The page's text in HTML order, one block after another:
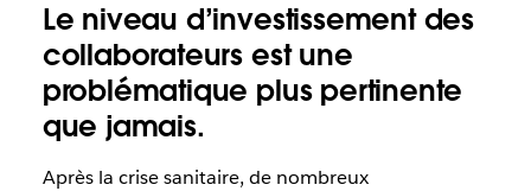
Le niveau d’investissement des
collaborateurs est une
problématique plus pertinente
que jamais.
Après la crise sanitaire, de nombreux